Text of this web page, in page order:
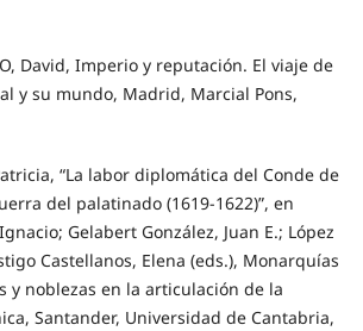
David, Imperio y reputación. El viaje de
y su mundo, Madrid, Marcial Pons,
“La labor diplomática del Conde de
del palatinado (1619-1622)”, en
Gelabert González, Juan E.; López
Castellanos, Elena (eds.), Monarquías
y noblezas en la articulación de la
Santander, Universidad de Cantabria,